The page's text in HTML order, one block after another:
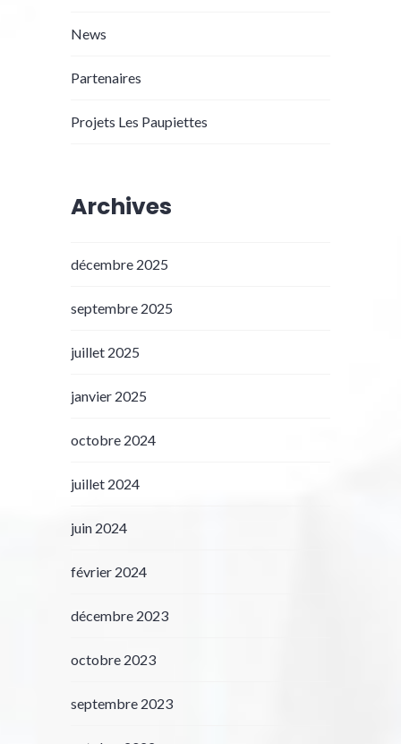
News
Partenaires
Projets Les Paupiettes
Archives
décembre 2025
septembre 2025
juillet 2025
janvier 2025
octobre 2024
juillet 2024
juin 2024
février 2024
décembre 2023
octobre 2023
septembre 2023